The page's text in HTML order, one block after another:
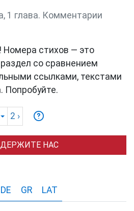
1 глава. Комментарии
! Номера стихов — это
со сравнением
ссылками, текстами
Попробуйте.
2 ›
НАС
DE GR LAT